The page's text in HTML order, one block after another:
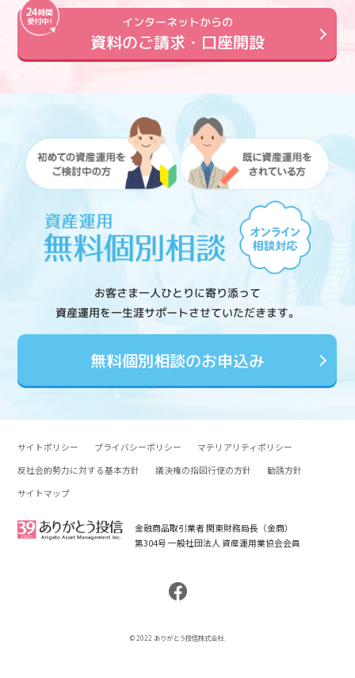
インターネットからの
資料のご請求・口座開設
お客さま一人ひとりに寄り添って
資産運用を一生涯サポートさせていただきます。
無料個別相談のお申込み
サイトポリシー プライバシーポリシー
マテリアリティポリシー
反社会的勢力に対する基本方針
議決権の指図行使の方針
勧誘方針
サイトマップ
金融商品取引業者 関東財務局長（金商）
第304号 一般社団法人 資産運用業協会会員
© 2022 ありがとう投信株式会社.